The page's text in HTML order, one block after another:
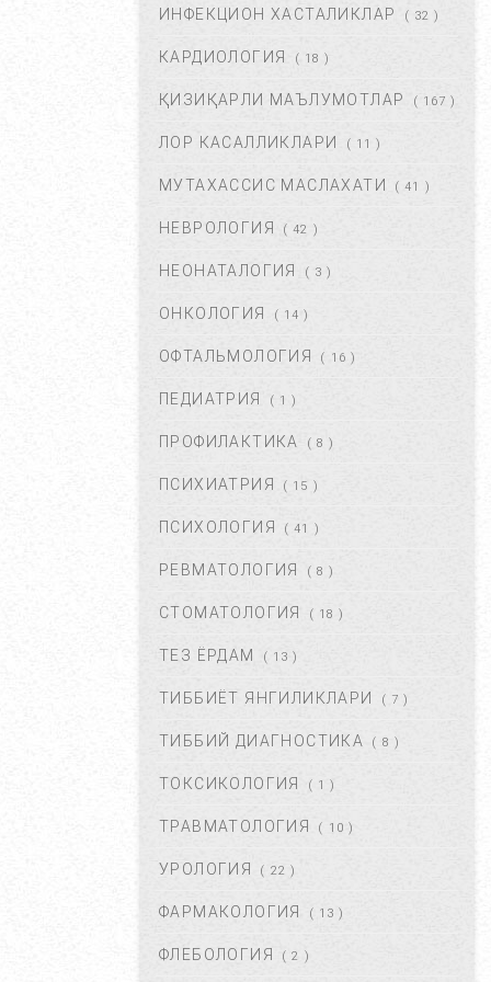
БОШ ОҒРИШИ. УНИНГ
ФЕВ 06, 2018 59785
ХОМИЛАДОРЛИКДА БОЛА
БЕЛГИЛАРИ ВА
АВГ 17, 2017
БЎЛДИ. НИМА ҚИЛМОҚ
ОКТ 01, 2017
НЕГА КАТТАЛАШАДИ?...
ПОЛИАРТРИТ. ТУРЛАРИ.
ДАВОЛАШ....
ЮЗГА АЛЛЕРГИЯ ТОШИШИ.
УНИНГ САБАБЛАРИ ВА
НОЯ 27, 2017
БАЧАДОН МИОМАСИ,
ДАВОЛАШ. ...
АПР 25, 2018
ҚОРИН ДАМ БЎЛИШИ
ИНФЕКЦИОН ХАСТАЛИКЛАР ( 32 )
КАРДИОЛОГИЯ ( 18 )
ҚИЗИҚАРЛИ МАЪЛУМОТЛАР ( 167 )
ЛОР КАСАЛЛИКЛАРИ ( 11 )
МУТАХАССИС МАСЛАХАТИ ( 41 )
НЕВРОЛОГИЯ ( 42 )
НЕОНАТАЛОГИЯ ( 3 )
ОНКОЛОГИЯ ( 14 )
ОФТАЛЬМОЛОГИЯ ( 16 )
ПЕДИАТРИЯ ( 1 )
ПРОФИЛАКТИКА ( 8 )
ПСИХИАТРИЯ ( 15 )
ПСИХОЛОГИЯ ( 41 )
РЕВМАТОЛОГИЯ ( 8 )
СТОМАТОЛОГИЯ ( 18 )
ТЕЗ ЁРДАМ ( 13 )
ТИББИЁТ ЯНГИЛИКЛАРИ ( 7 )
ТИББИЙ ДИАГНОСТИКА ( 8 )
ТОКСИКОЛОГИЯ ( 1 )
ТРАВМАТОЛОГИЯ ( 10 )
УРОЛОГИЯ ( 22 )
ФАРМАКОЛОГИЯ ( 13 )
ФЛЕБОЛОГИЯ ( 2 )